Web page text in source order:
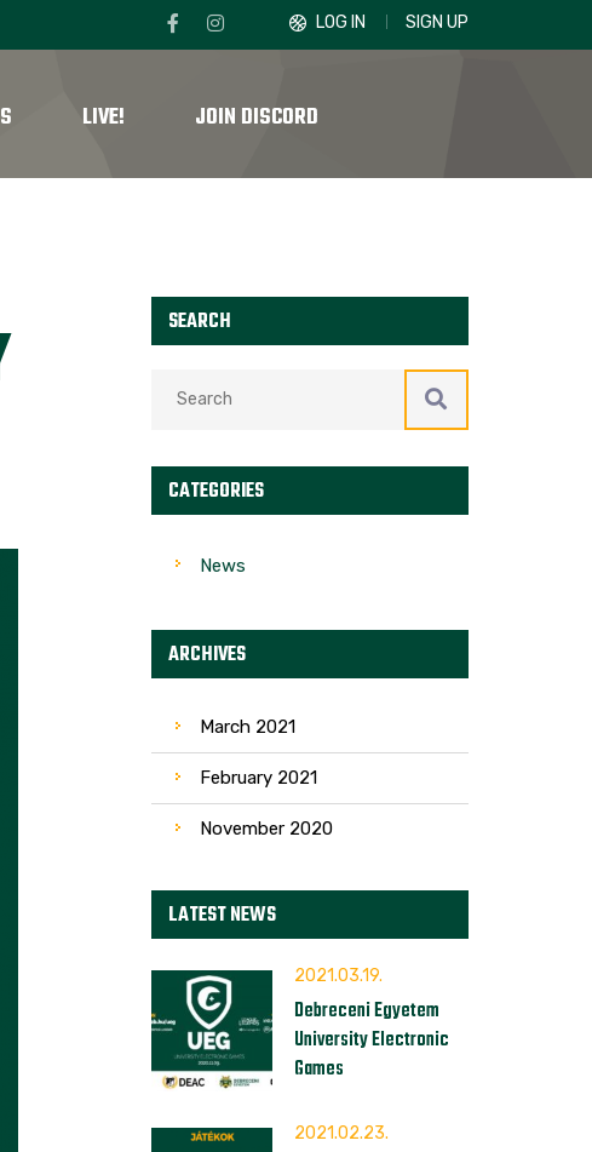
LOG IN SIGN UP
LIVE! JOIN DISCORD
SEARCH
CATEGORIES
News
ARCHIVES
March 2021
February 2021
November 2020
LATEST NEWS
2021.03.19.
Debreceni Egyetem
University Electronic
Games
2021.02.23.